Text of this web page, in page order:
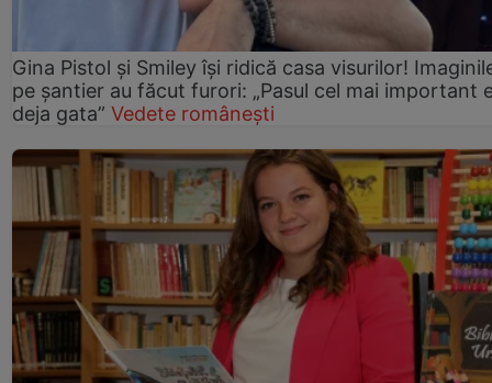
Gina Pistol și Smiley își ridică casa visurilor!
pe șantier au făcut furori: „Pasul cel mai important
deja gata” Vedete românești